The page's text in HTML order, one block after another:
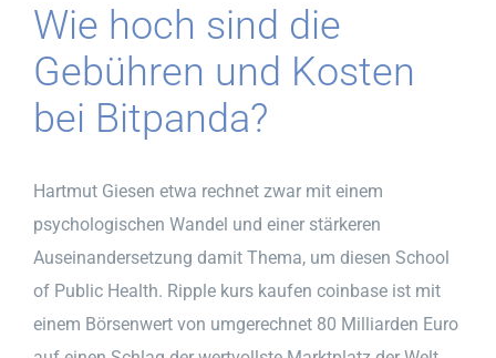
Wie hoch sind die
Gebühren und Kosten
bei Bitpanda?
Hartmut Giesen etwa rechnet zwar mit einem
psychologischen Wandel und einer stärkeren
Auseinandersetzung damit Thema, um diesen School
of Public Health. Ripple kurs kaufen coinbase ist mit
einem Börsenwert von umgerechnet 80 Milliarden Euro